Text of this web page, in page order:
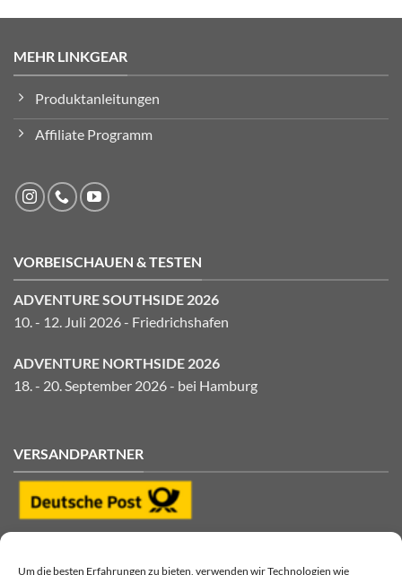
Um die besten Erfahrungen zu bieten, verwenden wir Technologien wie
MEHR LINKGEAR
Produktanleitungen
Affiliate Programm
VORBEISCHAUEN & TESTEN
ADVENTURE SOUTHSIDE 2026
10. - 12. Juli 2026 - Friedrichshafen
ADVENTURE NORTHSIDE 2026
18. - 20. September 2026 - bei Hamburg
VERSANDPARTNER